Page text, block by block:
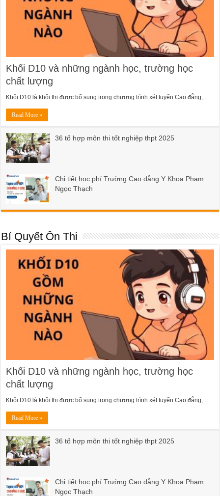
Khối D10 và những ngành học, trường học
chất lượng
Khối D10 là khối thi được bổ sung trong chương trình xét tuyển Cao đẳng, …
Read More »
36 tổ hợp môn thi tốt nghiệp thpt 2025
Chi tiết học phí Trường Cao đẳng Y Khoa Phạm
Ngọc Thạch
Bí Quyết Ôn Thi
Khối D10 và những ngành học, trường học
chất lượng
Khối D10 là khối thi được bổ sung trong chương trình xét tuyển Cao đẳng, …
Read More »
36 tổ hợp môn thi tốt nghiệp thpt 2025
Chi tiết học phí Trường Cao đẳng Y Khoa Phạm
Ngọc Thạch